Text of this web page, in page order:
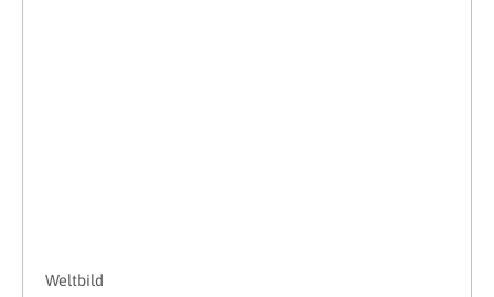
Weltbild